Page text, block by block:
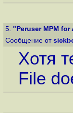
5. "Peruser MPM for
Сообщение от
Хотя
File